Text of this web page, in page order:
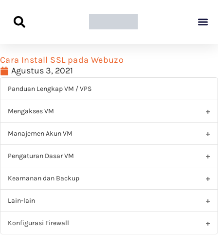
Cara Install SSL pada Webuzo
Agustus 3, 2021
Panduan Lengkap VM / VPS
Mengakses VM
Manajemen Akun VM
Pengaturan Dasar VM
Keamanan dan Backup
Lain-lain
Konfigurasi Firewall